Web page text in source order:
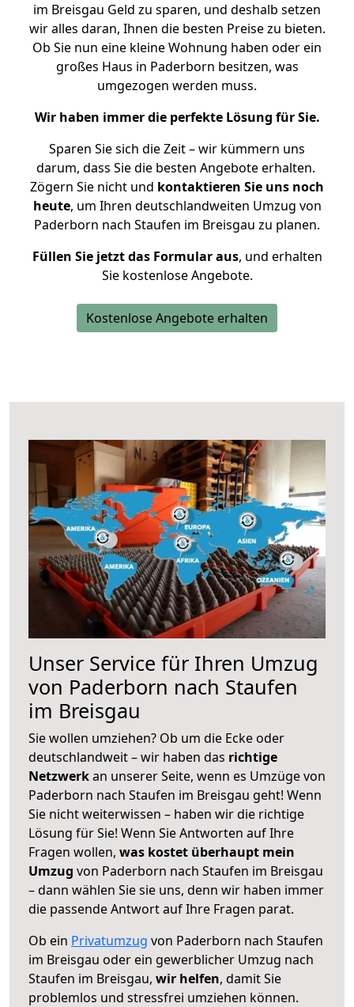
im Breisgau Geld zu sparen, und deshalb setzen
wir alles daran, Ihnen die besten Preise zu bieten.
Ob Sie nun eine kleine Wohnung haben oder ein
großes Haus in Paderborn besitzen, was
umgezogen werden muss.
Wir haben immer die perfekte Lösung für Sie.
Sparen Sie sich die Zeit – wir kümmern uns
darum, dass Sie die besten Angebote erhalten.
Zögern Sie nicht und kontaktieren Sie uns noch
heute, um Ihren deutschlandweiten Umzug von
Paderborn nach Staufen im Breisgau zu planen.
Füllen Sie jetzt das Formular aus, und erhalten
Sie kostenlose Angebote.
Kostenlose Angebote erhalten
Unser Service für Ihren Umzug
von Paderborn nach Staufen
im Breisgau
Sie wollen umziehen? Ob um die Ecke oder
deutschlandweit – wir haben das richtige
Netzwerkan unserer Seite, wenn es Umzüge von
Paderborn nach Staufen im Breisgau geht! Wenn
Sie nicht weiterwissen – haben wir die richtige
Lösung für Sie! Wenn Sie Antworten auf Ihre
Fragen wollen, was kostet überhaupt mein
Umzug von Paderborn nach Staufen im Breisgau
– dann wählen Sie sie uns, denn wir haben immer
die passende Antwort auf Ihre Fragen parat.
Ob ein Privatumzug von Paderborn nach Staufen
im Breisgau oder ein gewerblicher Umzug nach
Staufen im Breisgau, wir helfen, damit Sie
problemlos und stressfrei umziehen können.